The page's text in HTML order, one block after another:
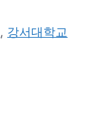
, 강서대학교